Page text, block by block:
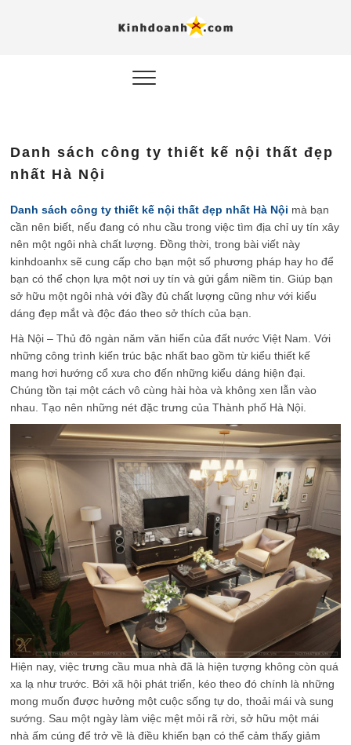
AI
Danh sách công ty thiết kế nội thất đẹp
nhất Hà Nội
Danh sách công ty thiết kế nội thất đẹp nhất Hà Nội mà bạn
cần nên biết, nếu đang có nhu cầu trong việc tìm địa chỉ uy tín xây
nên một ngôi nhà chất lượng. Đồng thời, trong bài viết này
kinhdoanhx sẽ cung cấp cho bạn một số phương pháp hay ho để
bạn có thể chọn lựa một nơi uy tín và gửi gắm niềm tin. Giúp bạn
sở hữu một ngôi nhà với đầy đủ chất lượng cũng như với kiểu
dáng đẹp mắt và độc đáo theo sở thích của bạn.
Hà Nội – Thủ đô ngàn năm văn hiến của đất nước Việt Nam. Với
những công trình kiến trúc bậc nhất bao gồm từ kiểu thiết kế
mang hơi hướng cổ xưa cho đến những kiểu dáng hiện đại.
Chúng tồn tại một cách vô cùng hài hòa và không xen lẫn vào
nhau. Tạo nên những nét đặc trưng của Thành phố Hà Nội.
Hiện nay, việc trưng cầu mua nhà đã là hiện tượng không còn quá
xa lạ như trước. Bởi xã hội phát triển, kéo theo đó chính là những
mong muốn được hưởng một cuộc sống tự do, thoải mái và sung
sướng. Sau một ngày làm việc mệt mỏi rã rời, sở hữu một mái
nhà ấm cúng để trở về là điều khiến bạn có thể cảm thấy giảm